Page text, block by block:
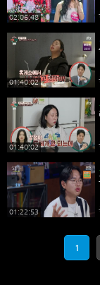
02:06:48
01:40:02
01:40:02
01:22:53
1